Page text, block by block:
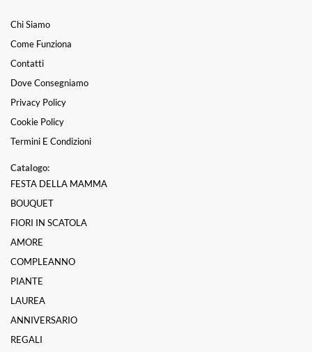
Chi Siamo
Come Funziona
Contatti
Dove Consegniamo
Privacy Policy
Cookie Policy
Termini E Condizioni
Catalogo:
FESTA DELLA MAMMA
BOUQUET
FIORI IN SCATOLA
AMORE
COMPLEANNO
PIANTE
LAUREA
ANNIVERSARIO
REGALI